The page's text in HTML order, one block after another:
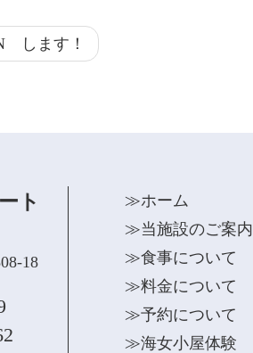
します！
ト
18
≫ホーム
≫当施設のご案内
≫食事について
≫料金について
≫予約について
≫海女小屋体験